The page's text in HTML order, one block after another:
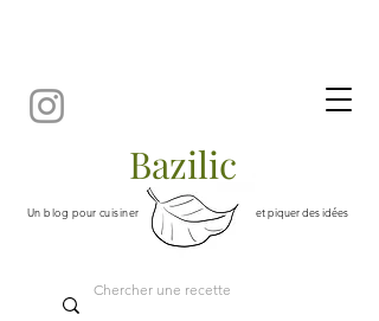
et piquer des idées
Un blog pour cuisiner
Bazilic